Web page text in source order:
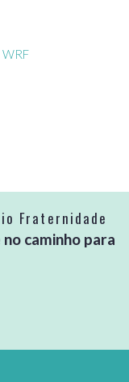
Fraternidade
caminho para